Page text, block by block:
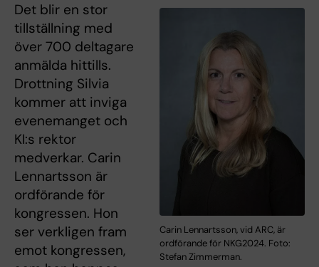
Carin Lennartsson, vid ARC, är
ordförande för NKG2024. Foto:
Stefan Zimmerman.
Det blir en stor
tillställning med
över 700 deltagare
anmälda hittills.
Drottning Silvia
kommer att inviga
evenemanget och
KI:s rektor
medverkar. Carin
Lennartsson är
ordförande för
kongressen. Hon
ser verkligen fram
emot kongressen,